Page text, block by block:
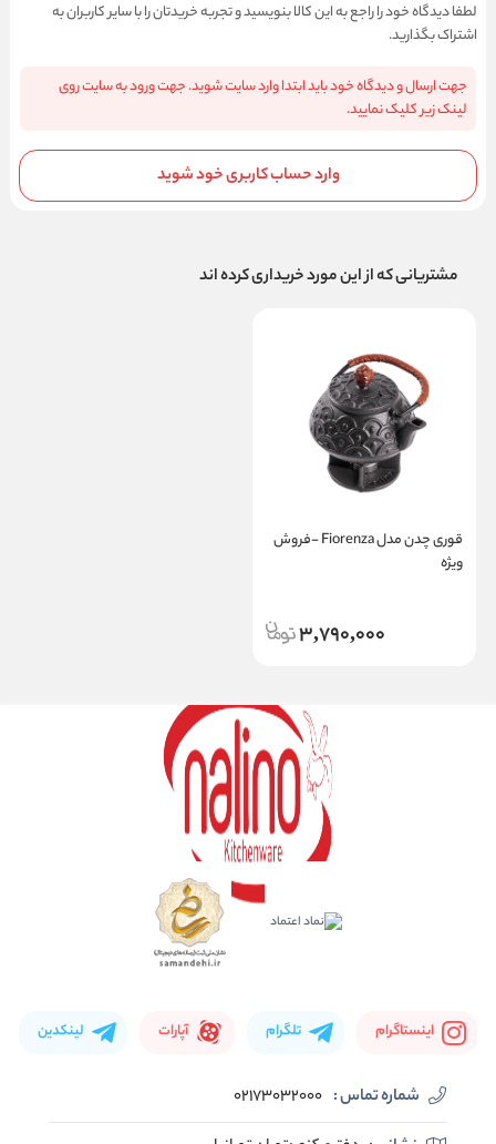
لطفا دیدگاه خود را راجع به این کالا بنویسید و تجربه خریدتان را با سایر کاربران به
اشتراک بگذارید.
جهت ارسال و دیدگاه خود باید ابتدا وارد سایت شوید. جهت ورود به سایت روی
لینک زیر کلیک نمایید.
وارد حساب کاربری خود شوید
مشتریانی که از این مورد خریداری کرده اند
قوری چدن مدل Fiorenza -فروش
ویژه
3,790,000
اینستاگرام تلگرام آپارات لینکدین
شماره تماس : 02173032000